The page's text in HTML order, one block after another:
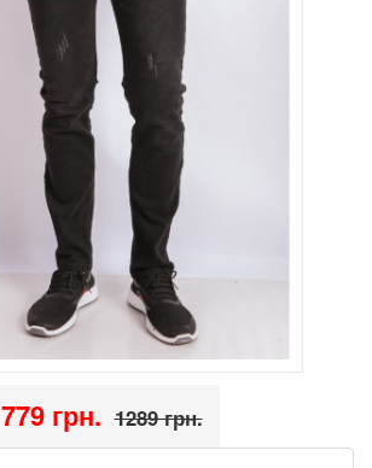
779 грн. 1289 грн.